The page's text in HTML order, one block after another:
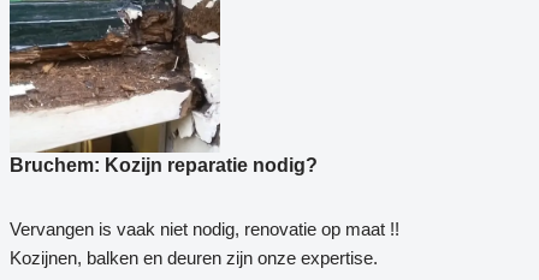
Bruchem: Kozijn reparatie nodig?
Vervangen is vaak niet nodig, renovatie op maat !!
Kozijnen, balken en deuren zijn onze expertise.